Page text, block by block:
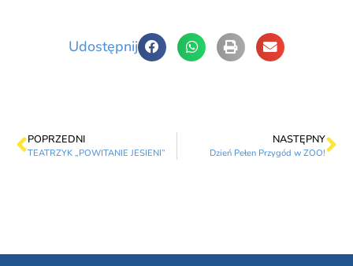
Udostępnij
POPRZEDNI
TEATRZYK „POWITANIE JESIENI”
NASTĘPNY
Dzień Pełen Przygód w ZOO!